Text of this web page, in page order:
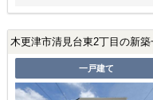
木更津市清見台東2丁目の新築
一戸建て